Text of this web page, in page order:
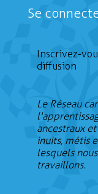
Se
Inscrivez-
diffusion
Le Réseau
ancestraux
inuits, métis
lesquels
travaillons.